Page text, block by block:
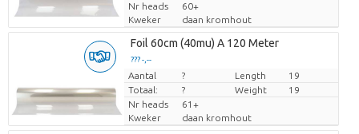
Nr heads
60+
Kweker
daan kromhout
Foil 60cm (40mu) A 120 Meter
??? -,--
Prijs per stuk
Aantal ? Length
19
Totaal:
? Weight
19
Nr heads
61+
Kweker
daan kromhout